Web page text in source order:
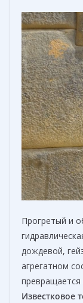
Прогретый и
дождевой,
агрегатном
превращается
Известковое